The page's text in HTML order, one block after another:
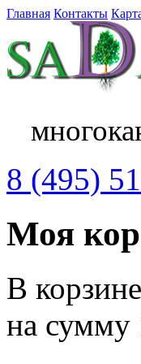
Главная Контакты
8 (495)
Моя
В корзине
на сумму